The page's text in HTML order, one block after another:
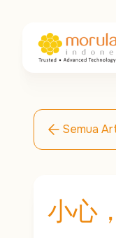
Semua
小心